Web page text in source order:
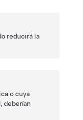
reducirá la
o cuya
deberían